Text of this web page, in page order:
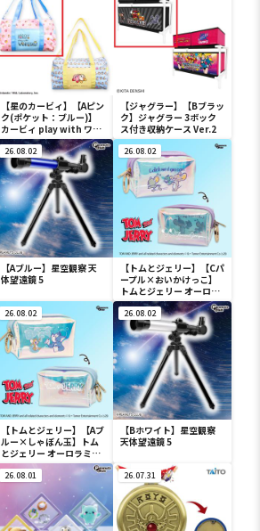
【星のカービィ】【Aピン
ク(ポケット：ブルー)】
カービィ play with ワド
ルディ ボストンバッグ
【ジャグラー】【Bブラッ
ク】ジャグラー 3ボック
ス付き収納ケース Ver.2
26.08.02
【Aブルー】星空観察 天
体望遠鏡 5
26.08.02
【トムとジェリー】【Cパ
ープル×おいかけっこ】
トムとジェリー オーロラ
ミニポーチ
26.08.02
【トムとジェリー】【Aブ
ルー×しゃぼん玉】トム
とジェリー オーロラミニ
ポーチ
26.08.02
【Bホワイト】星空観察
天体望遠鏡 5
26.08.01 26.07.31